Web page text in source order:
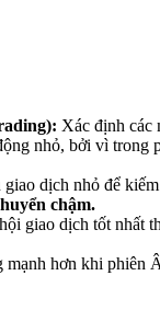
Xác định các
nhỏ, bởi vì trong
dịch nhỏ để
chậm.
giao dịch tốt nhất
mạnh hơn khi phiên